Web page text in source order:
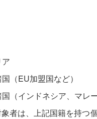
（EU加盟国など）
（インドネシア、マレ
者は、上記国籍を持つ